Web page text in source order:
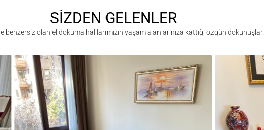
SİZDEN GELENLER
benzersiz olan el dokuma halılarımızın yaşam alanlarınıza kattığı özgün dokunuşlar.